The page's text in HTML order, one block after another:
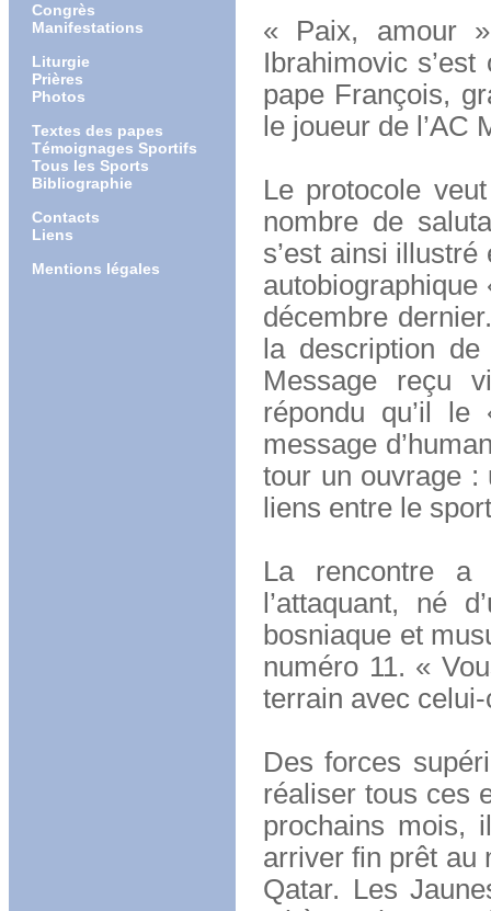
Congrès
Manifestations
Liturgie
Prières
Photos
Textes des papes
Témoignages Sportifs
Tous les Sports
Bibliographie
Contacts
Liens
Mentions légales
« Paix, amour
Ibrahimovic
pape François,
le joueur de l’AC
Le protocole
nombre de
s’est ainsi
décembre
la description
Message reçu
répondu qu’il
message
tour un ouvrage :
liens entre le
La rencontre a
l’attaquant, né
bosniaque et
numéro 11. «
terrain avec
Des forces
réaliser tous ces
prochains mois,
arriver fin prêt au
Qatar. Les